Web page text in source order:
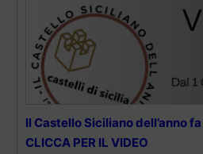
Il Castello Siciliano dell’anno
CLICCA PER IL VIDEO